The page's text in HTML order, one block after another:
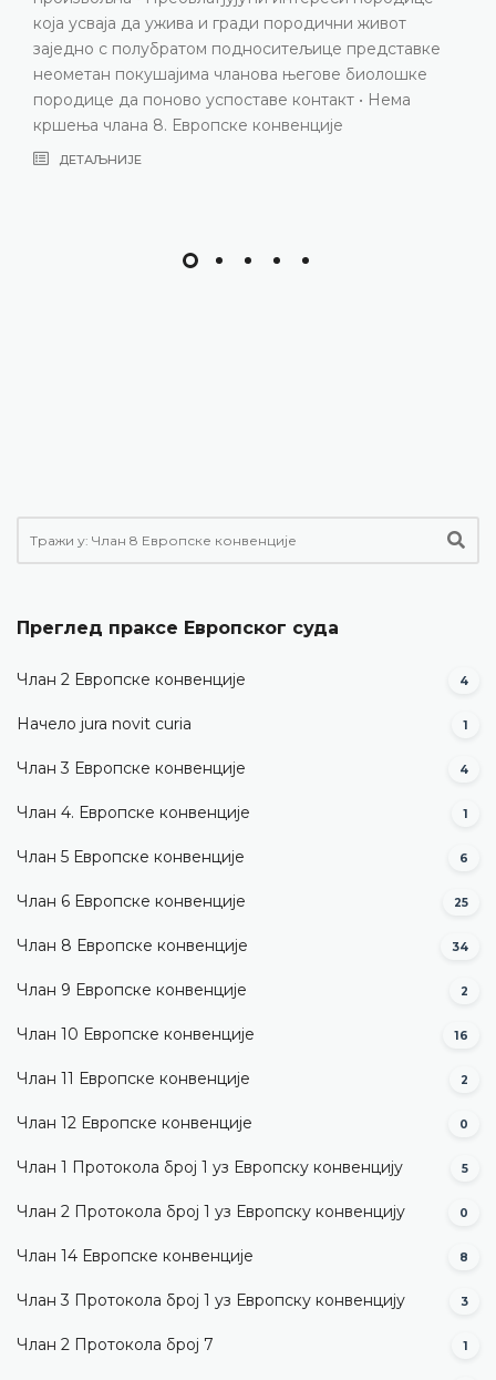
Преглед праксе Европског суда
Члан 2 Европске конвенције 4
Начело jura novit curia 1
Члан 3 Европске конвенције 4
Члан 4. Европске конвенције 1
Члан 5 Европске конвенције 6
Члан 6 Европске конвенције 25
Члан 8 Европске конвенције 34
Члан 9 Европске конвенције 2
Члан 10 Европске конвенције 16
Члан 11 Европске конвенције 2
Члан 12 Европске конвенције 0
Члан 1 Протокола број 1 уз Европску конвенцију 5
Члан 2 Протокола број 1 уз Европску конвенцију 0
Члан 14 Европске конвенције 8
Члан 3 Протокола број 1 уз Европску конвенцију 3
Члан 2 Протокола број 7 1